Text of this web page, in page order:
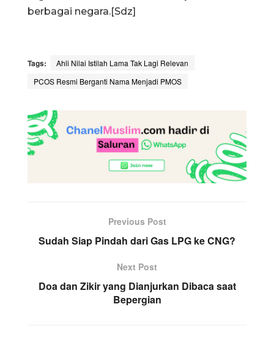
berbagai negara.[Sdz]
Tags:
Ahli Nilai Istilah Lama Tak Lagi Relevan
PCOS Resmi Berganti Nama Menjadi PMOS
Previous Post
Sudah Siap Pindah dari Gas LPG ke CNG?
Next Post
Doa dan Zikir yang Dianjurkan Dibaca saat
Bepergian